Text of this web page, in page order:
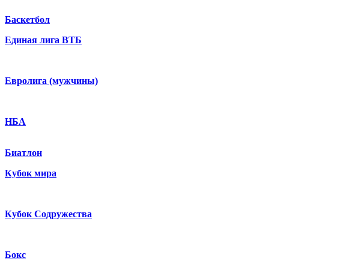
Баскетбол
Единая лига ВТБ
Евролига (мужчины)
НБА
Биатлон
Кубок мира
Кубок Содружества
Бокс